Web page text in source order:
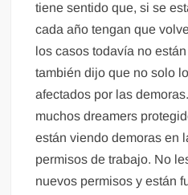
tiene sentido que, si se
cada año tengan que
los casos todavía no
también dijo que no solo
afectados por las
muchos dreamers
están viendo demoras en
permisos de trabajo. No
nuevos permisos y están